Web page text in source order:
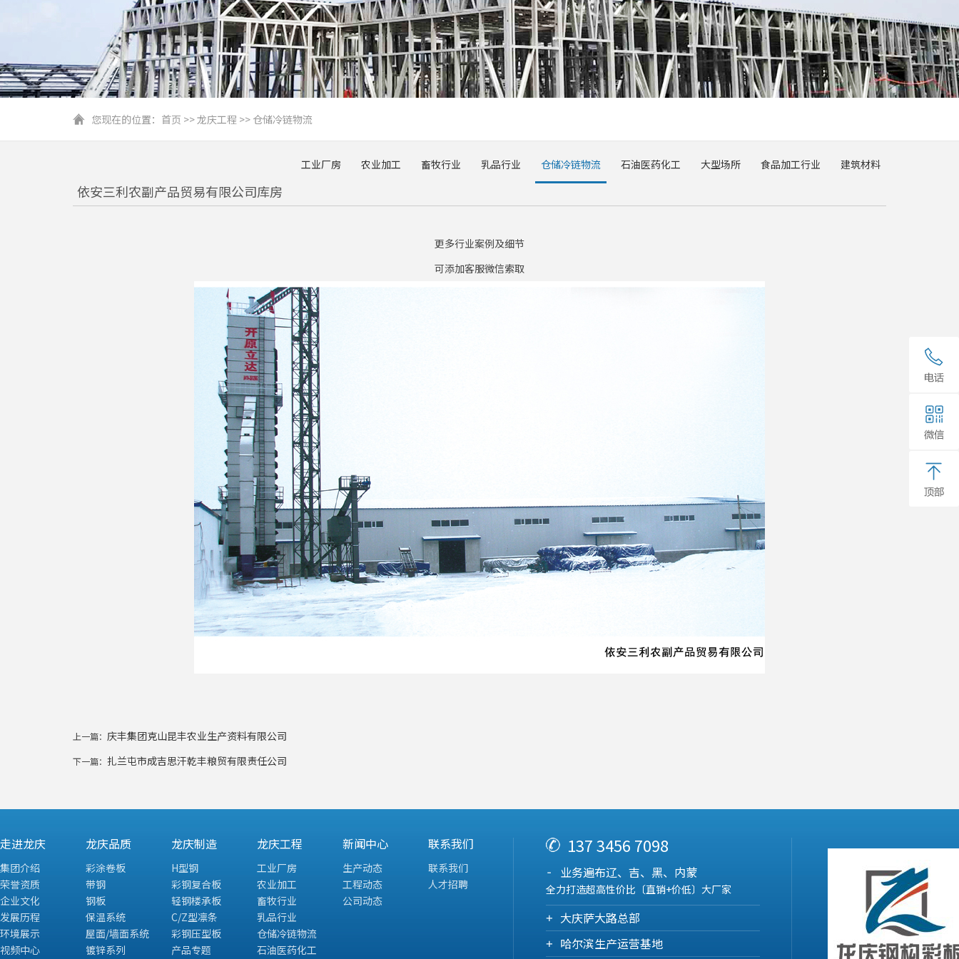
您现在的位置： 首页 >>龙庆工程 >> 仓储冷链物流
工业厂房 农业加工 畜牧行业 乳品行业 仓储冷链物流 石油医药化工 大型场所 食品加工行业 建筑材料
依安三利农副产品贸易有限公司库房
更多行业案例及细节
可添加客服微信索取
上一篇： 庆丰集团克山昆丰农业生产资料有限公司
下一篇： 扎兰屯市成吉思汗乾丰粮贸有限责任公司
走进龙庆
集团介绍
荣誉资质
企业文化
发展历程
环境展示
视频中心
龙庆品质
彩涂卷板
带钢
钢板
保温系统
屋面/墙面系统
镀锌系列
龙庆制造
H型钢
彩钢复合板
轻钢楼承板
C/Z型凛条
彩钢压型板
产品专题
龙庆工程
工业厂房
农业加工
畜牧行业
乳品行业
仓储冷链物流
石油医药化工
新闻中心
生产动态
工程动态
公司动态
联系我们
联系我们
人才招聘
137 3456 7098
业务遍布辽、吉、黑、内蒙
全力打造超高性价比〔直销+价低〕大厂家
大庆萨大路总部
哈尔滨生产运营基地